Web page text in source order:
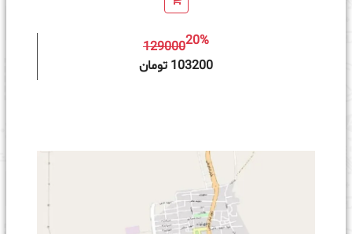
12900020%
103200 تومان